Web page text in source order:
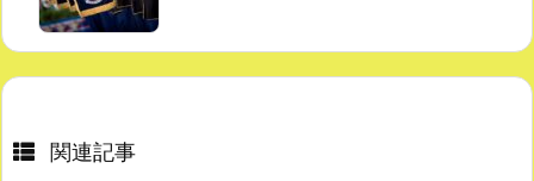
関連記事